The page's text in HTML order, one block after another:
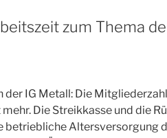
zum Thema
der IG Metall: Die
mehr. Die Streikkasse und die
betriebliche Altersversorgung